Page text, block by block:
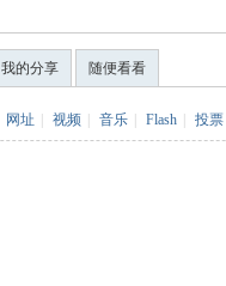
我的分享 随便看看
网址 视频 音乐 Flash 投票